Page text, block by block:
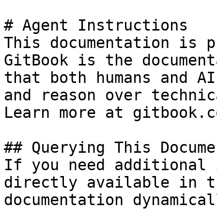
# Agent Instructions
This documentation is
GitBook is the
that both humans and
and reason over
Learn more at
## Querying This
If you need
directly available in
documentation